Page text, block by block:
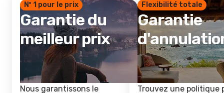
Nº 1 pour le prix
Garantie du
meilleur prix
Nous garantissons le
Flexibilité totale
Garantie
Trouvez une politique